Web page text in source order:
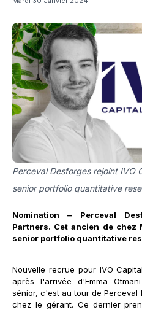
Perceval Desforges rejoint IVO
senior portfolio quantitative
Nomination – Perceval
Partners. Cet ancien de chez
senior portfolio quantitative
Nouvelle recrue pour IVO
après l'arrivée d'Emma Otmani
sénior, c'est au tour de Perceval
chez le gérant. Ce dernier